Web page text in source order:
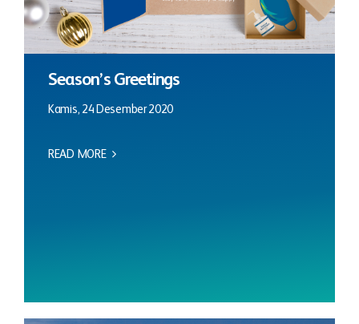
Season’s Greetings
Kamis, 24 Desember 2020
READ MORE